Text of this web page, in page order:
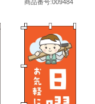
商品番号:009484